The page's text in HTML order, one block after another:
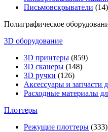
Письмовскрыватели (14)
Полиграфическое
3D оборудование
3D принтеры (859)
3D сканеры (148)
3D ручки (126)
Аксессуары и запчасти
Расходные материалы
Плоттеры
Режущие плоттеры (333)